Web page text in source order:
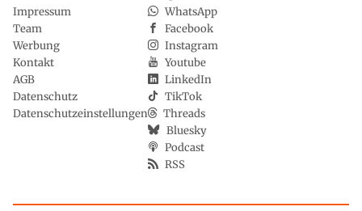
Impressum
Team
Werbung
Kontakt
AGB
Datenschutz
Datenschutzeinstellungen
WhatsApp
Facebook
Instagram
Youtube
LinkedIn
TikTok
Threads
Bluesky
Podcast
RSS